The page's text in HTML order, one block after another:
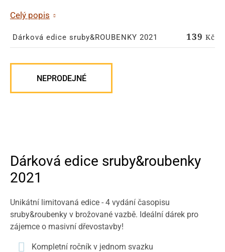
Celý popis
Dárková edice sruby&ROUBENKY 2021 139 Kč
NEPRODEJNÉ
Dárková edice sruby&roubenky
2021
Unikátní limitovaná edice - 4 vydání časopisu
sruby&roubenky v brožované vazbě. Ideální dárek pro
zájemce o masivní dřevostavby!
Kompletní ročník v jednom svazku